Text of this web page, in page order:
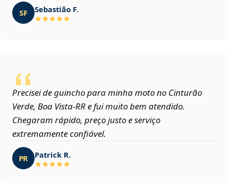
SF Sebastião F.
Precisei de guincho para minha moto no Cinturão
Verde, Boa Vista‑RR e fui muito bem atendido.
Chegaram rápido, preço justo e serviço
extremamente confiável.
PR Patrick R.